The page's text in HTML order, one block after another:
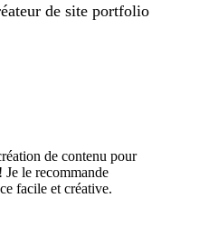
de site portfolio
de contenu pour
Je le recommande
facile et créative.